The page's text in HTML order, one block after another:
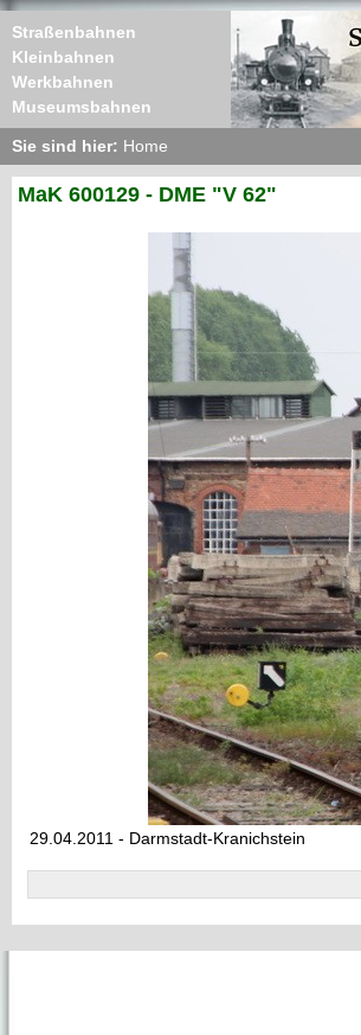
Straßenbahnen
Kleinbahnen
Werkbahnen
Museumsbahnen
Sie sind hier: Home
MaK 600129 - DME "V 62"
29.04.2011 - Darmstadt-Kranichstein